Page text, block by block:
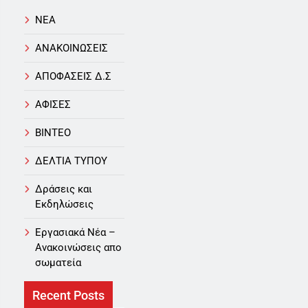
NEA
ΑΝΑΚΟΙΝΩΣΕΙΣ
ΑΠΟΦΑΣΕΙΣ Δ.Σ
ΑΦΙΣΕΣ
ΒΙΝΤΕΟ
ΔΕΛΤΙΑ ΤΥΠΟΥ
Δράσεις και
Εκδηλώσεις
Εργασιακά Νέα –
Aνακοινώσεις απο
σωματεία
Recent Posts